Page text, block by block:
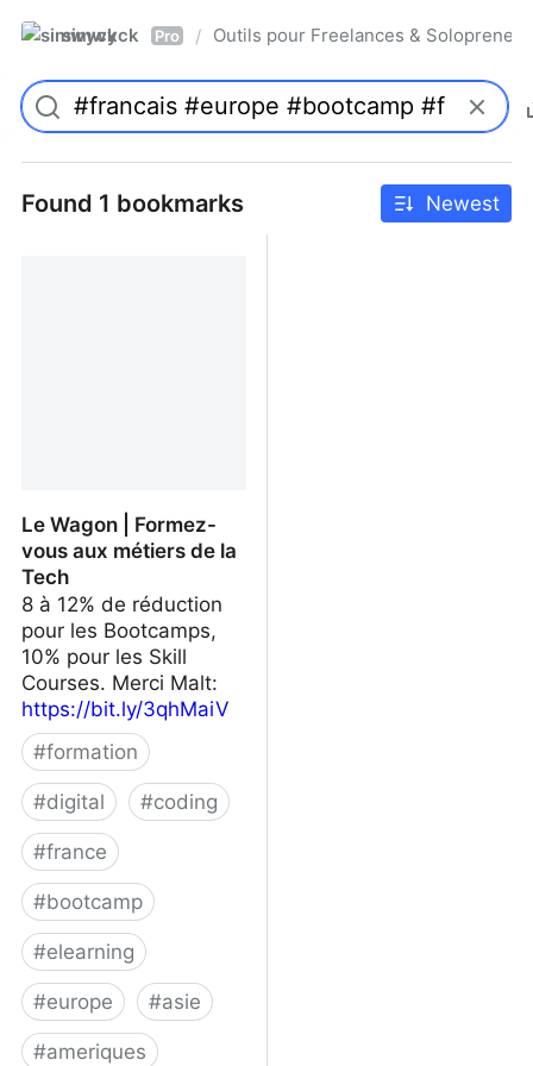
simwyck Pro / Outils pour Freelances &
Found 1 bookmarks Newest
Le Wagon | Formez-
vous aux métiers de la
Tech
8 à 12% de réduction
pour les Bootcamps,
10% pour les Skill
Courses. Merci Malt:
https://bit.ly/3qhMaiV
#formation
#digital #coding
#france
#bootcamp
#elearning
#europe #asie
#ameriques